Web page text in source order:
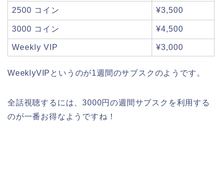
2500 コイン ¥3,500
3000 コイン ¥4,500
Weekly VIP ¥3,000
WeeklyVIPというのが1週間のサブスクのようです。
全話視聴するには、3000円の週間サブスクを利用する
のが一番お得なようですね！